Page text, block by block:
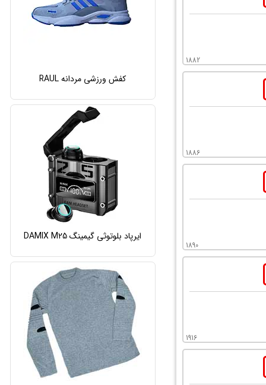
1882
1886
1890
1916
کفش ورزشی مردانه RAUL
ایرپاد بلوتوثی گیمینگ DAMIX M25